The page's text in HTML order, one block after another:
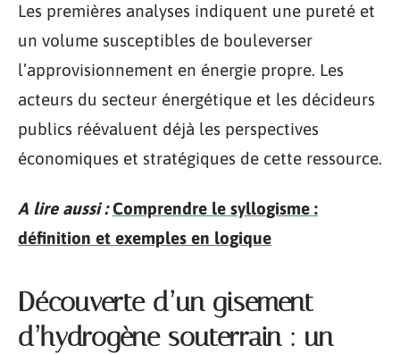
Les premières analyses indiquent une pureté et
un volume susceptibles de bouleverser
l’approvisionnement en énergie propre. Les
acteurs du secteur énergétique et les décideurs
publics réévaluent déjà les perspectives
économiques et stratégiques de cette ressource.
A lire aussi : Comprendre le syllogisme :
définition et exemples en logique
Découverte d’un gisement
d’hydrogène souterrain : un